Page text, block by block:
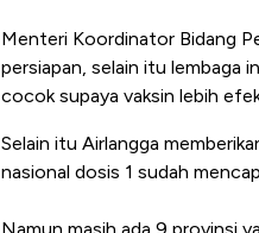
Menteri Koordinator Bidang
persiapan, selain itu lembaga
cocok supaya vaksin lebih
Selain itu Airlangga
nasional dosis 1 sudah